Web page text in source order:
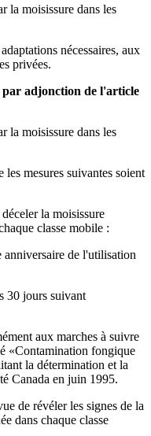
la moisissure dans les
nécessaires, aux
privées.
adjonction de l'article
la moisissure dans les
mesures suivantes soient
la moisissure
classe mobile :
de l'utilisation
30 jours suivant
aux marches à suivre
«Contamination fongique
la détermination et la
Canada en juin 1995.
de révéler les signes de la
dans chaque classe